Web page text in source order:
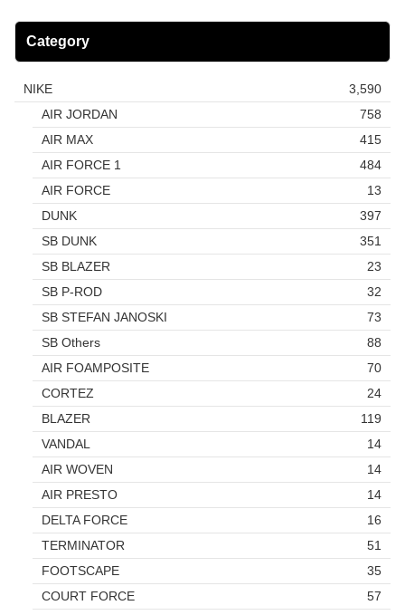
Category
NIKE
3,590
AIR JORDAN
758
AIR MAX
415
AIR FORCE 1
484
AIR FORCE
13
DUNK
397
SB DUNK
351
SB BLAZER
23
SB P-ROD
32
SB STEFAN JANOSKI
73
SB Others
88
AIR FOAMPOSITE
70
CORTEZ
24
BLAZER
119
VANDAL
14
AIR WOVEN
14
AIR PRESTO
14
DELTA FORCE
16
TERMINATOR
51
FOOTSCAPE
35
COURT FORCE
57